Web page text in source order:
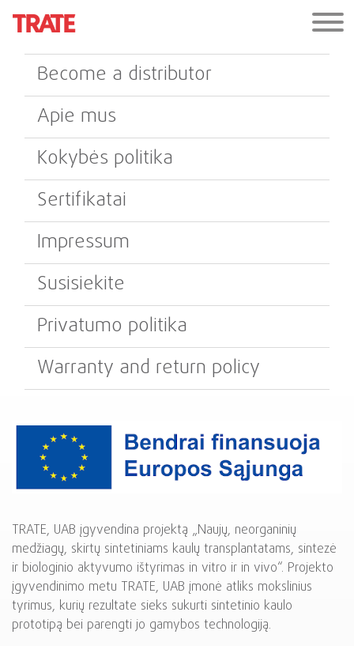
Become a distributor
Apie mus
Kokybės politika
Sertifikatai
Impressum
Susisiekite
Privatumo politika
Warranty and return policy
TRATE, UAB įgyvendina projektą „Naujų, neorganinių
medžiagų, skirtų sintetiniams kaulų transplantatams, sintezė
ir biologinio aktyvumo ištyrimas in vitro ir in vivo“. Projekto
įgyvendinimo metu TRATE, UAB įmonė atliks mokslinius
tyrimus, kurių rezultate sieks sukurti sintetinio kaulo
prototipą bei parengti jo gamybos technologiją.